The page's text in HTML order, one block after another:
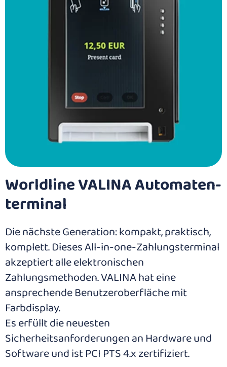
Worldline VALINA Automaten­
terminal
Die nächste Generation: kompakt, praktisch,
komplett. Dieses All-in-one-Zahlungsterminal
akzeptiert alle elektronischen
Zahlungsmethoden. VALINA hat eine
ansprechende Benutzeroberfläche mit
Farbdisplay.
Es erfüllt die neuesten
Sicherheitsanforderungen an Hardware und
Software und ist PCI PTS 4.x zertifiziert.